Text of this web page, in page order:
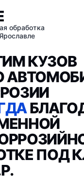
обработка
КУЗОВ
ПОД